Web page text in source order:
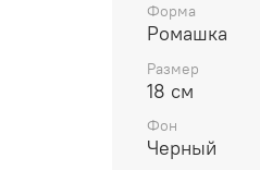
Форма
Ромашка
Размер
18 см
Фон
Черный